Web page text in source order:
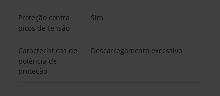
Proteção contra
picos de tensão
Sim
Características de
potência de
proteção
Descarregamento excessivo